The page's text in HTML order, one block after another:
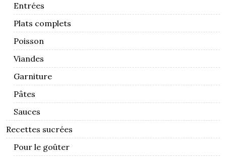
Entrées
Plats complets
Poisson
Viandes
Garniture
Pâtes
Sauces
Recettes sucrées
Pour le goûter